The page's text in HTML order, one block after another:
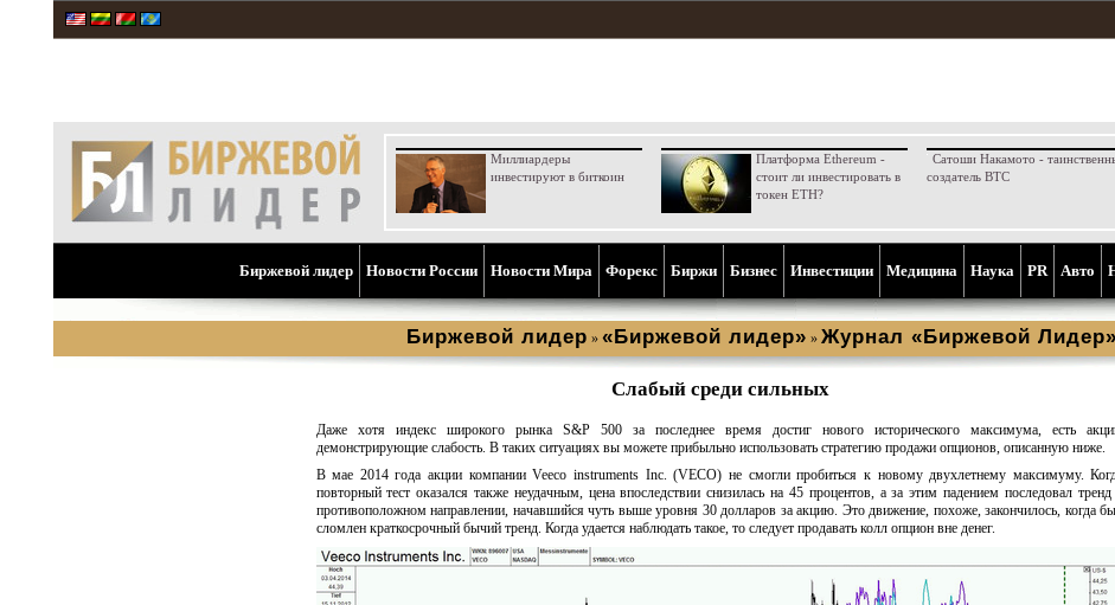
Миллиардеры
инвестируют в биткоин
Платформа Ethereum -
стоит ли инвестировать в
токен ETH?
Сатоши Накамото -
создатель BTC
Биржевой лидер Новости России Новости Мира Форекс Биржи Бизнес Инвестиции Медицина Наука PR Aвто
Биржевой лидер » «Биржевой лидер» » Журнал «Биржевой
Слабый среди сильных
Даже хотя индекс широкого рынка S&P 500 за последнее время достиг нового исторического максимума, есть
демонстрирующие слабость. В таких ситуациях вы можете прибыльно использовать стратегию продажи опционов, описанную ниже.
В мае 2014 года акции компании Veeco instruments Inc. (VECO) не смогли пробиться к новому двухлетнему максимуму.
повторный тест оказался также неудачным, цена впоследствии снизилась на 45 процентов, а за этим падением последовал
противоположном направлении, начавшийся чуть выше уровня 30 долларов за акцию. Это движение, похоже, закончилось, когда
сломлен краткосрочный бычий тренд. Когда удается наблюдать такое, то следует продавать колл опцион вне денег.